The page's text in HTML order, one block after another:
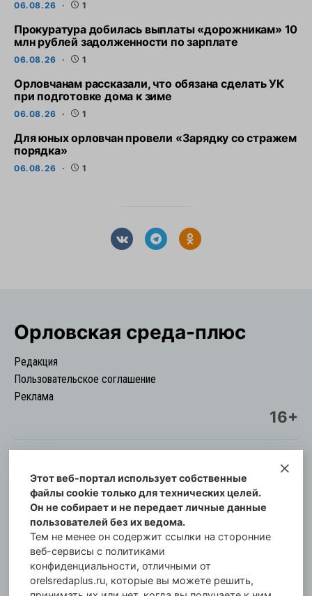
06.08.26 1
Прокуратура добилась выплаты «дорожникам» 10
млн рублей задолженности по зарплате
06.08.26 1
Орловчанам рассказали, что обязана сделать УК
при подготовке дома к зиме
06.08.26 1
Для юных орловчан провели «Зарядку со стражем
порядка»
06.08.26 1
Орловская cреда-плюс
Редакция
Пользовательское соглашение
Реклама
16+
© Информационный городской портал
Орловская cреда-плюс, 2021-2026
Свидетельство о регистрации СМИ: ПИ №57-
00254 от 29 октября 2013 г.
Газета зарегистрирована Управлением
Федеральной службы по надзору в сфере связи,
информационных технологий и массовых
Этот веб-портал использует собственные
файлы cookie только для технических целей.
Он не собирает и не передает личные данные
пользователей без их ведома.
Тем не менее он содержит ссылки на сторонние
веб-сервисы с политиками
конфиденциальности, отличными от
orelsredaplus.ru, которые вы можете решить,